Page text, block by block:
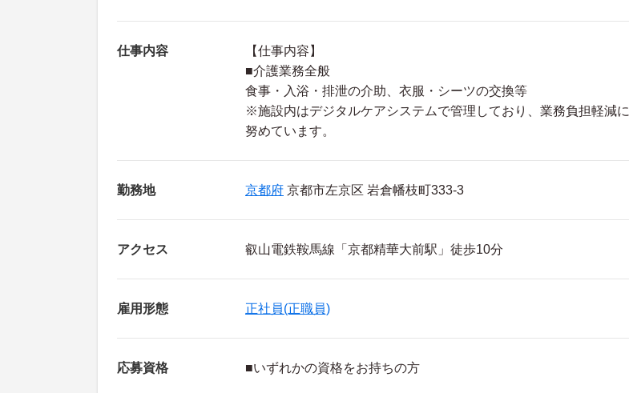
仕事内容
【仕事内容】
■介護業務全般
食事・入浴・排泄の介助、衣服・シーツの交換等
※施設内はデジタルケアシステムで管理しており、業務負担軽減に
努めています。
勤務地 京都府 京都市左京区 岩倉幡枝町333-3
アクセス 叡山電鉄鞍馬線「京都精華大前駅」徒歩10分
雇用形態 正社員(正職員)
応募資格 ■いずれかの資格をお持ちの方